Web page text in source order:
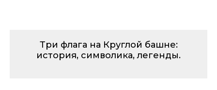
Три флага на Круглой башне:
история, символика, легенды.